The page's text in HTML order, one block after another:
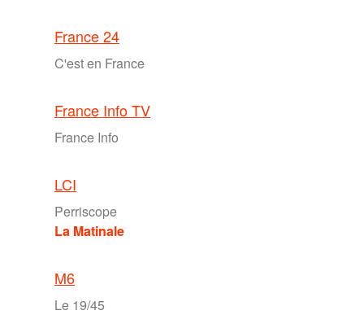
France 24
C'est en France
France Info TV
France Info
LCI
Perriscope
La Matinale
M6
Le 19/45